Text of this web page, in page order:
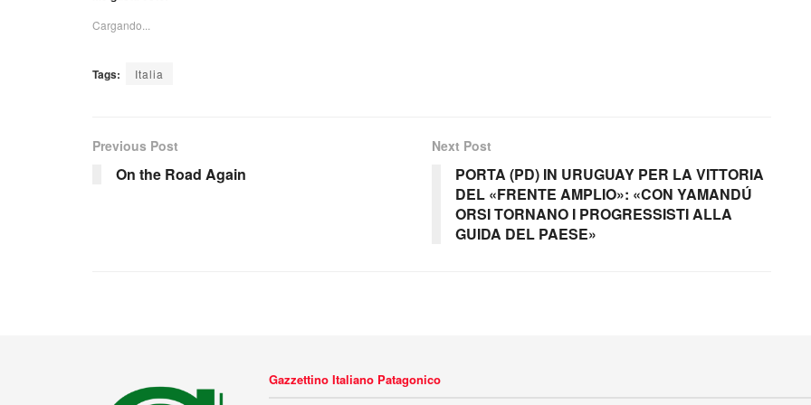
Cargando...
Tags: Italia
Previous Post
On the Road Again
Next Post
PORTA (PD) IN URUGUAY PER LA VITTORIA
DEL «FRENTE AMPLIO»: «CON YAMANDÚ
ORSI TORNANO I PROGRESSISTI ALLA
GUIDA DEL PAESE»
Gazzettino Italiano Patagonico